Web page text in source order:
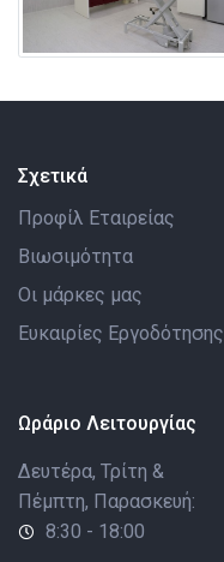
Σχετικά
Προφίλ Εταιρείας
Βιωσιμότητα
Οι μάρκες μας
Ευκαιρίες Εργοδότησης
Ωράριο Λειτουργίας
Δευτέρα, Τρίτη &
Πέμπτη, Παρασκευή:
8:30 - 18:00